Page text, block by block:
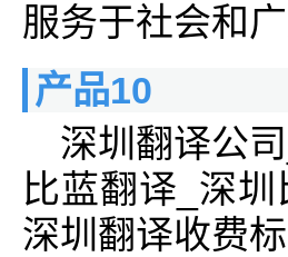
服务于社会和广
产品10
深圳翻译公
比蓝翻译_深
深圳翻译收费